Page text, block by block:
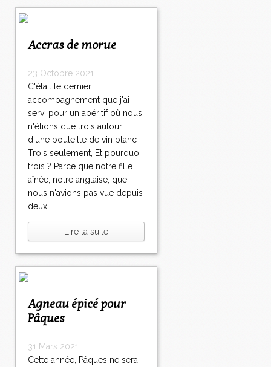
Accras de morue
23 Octobre 2021
C'était le dernier
accompagnement que j'ai
servi pour un apéritif où nous
n'étions que trois autour
d'une bouteille de vin blanc !
Trois seulement, Et pourquoi
trois ? Parce que notre fille
aînée, notre anglaise, que
nous n'avions pas vue depuis
deux...
Lire la suite
Agneau épicé pour
Pâques
31 Mars 2021
Cette année, Pâques ne sera